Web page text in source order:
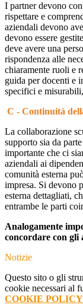
I partner devono
rispettare e
aziendali devono
devono essere
deve avere una
rispondenza alle
chiaramente ruoli e
guida per docenti e
specifici e
C - Continuità
La collaborazione
supporto sia da
importante che ci
aziendali ai
comunità esterna
impresa. Si devono
esterna dettagliati,
entrambe le parti
Analogamente
concordare con
Notizie
Questo sito o gli
cookie necessari al
COOKIE POLICY